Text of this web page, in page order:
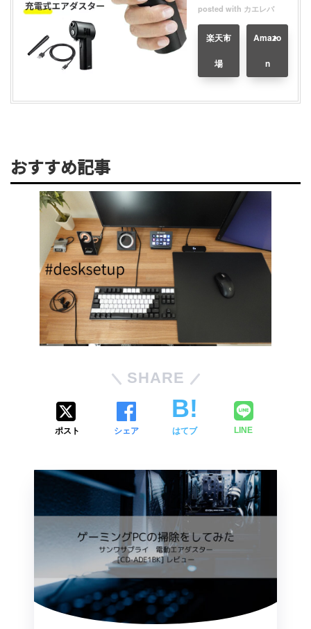
posted with カエレバ
楽天市
場
Amazo
n
おすすめ記事
SHARE
ポスト シェア はてブ LINE